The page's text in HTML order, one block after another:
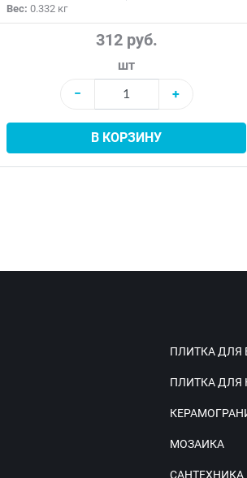
Вес: 0.332 кг
312 руб.
шт
−
+
В КОРЗИНУ
ПЛИТКА ДЛЯ
ПЛИТКА ДЛЯ
МОЗАИКА
САНТЕХНИКА